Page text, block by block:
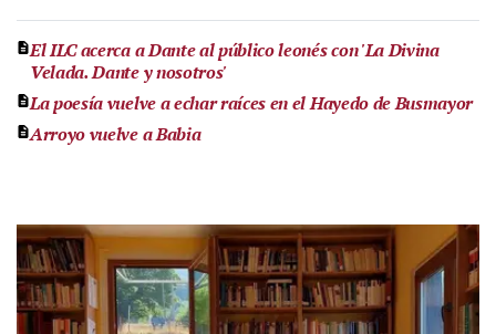
El ILC acerca a Dante al público leonés con 'La Divina
Velada. Dante y nosotros'
La poesía vuelve a echar raíces en el Hayedo de Busmayor
Arroyo vuelve a Babia